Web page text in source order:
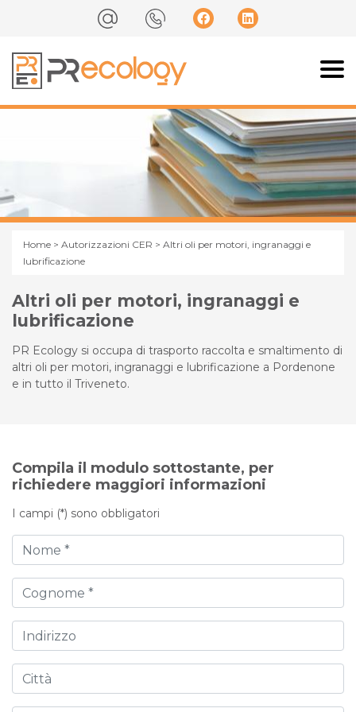
Home > Autorizzazioni CER > Altri oli per motori, ingranaggi e
lubrificazione
Altri oli per motori, ingranaggi e
lubrificazione
PR Ecology si occupa di trasporto raccolta e smaltimento di
altri oli per motori, ingranaggi e lubrificazione a Pordenone
e in tutto il Triveneto.
Compila il modulo sottostante, per
richiedere maggiori informazioni
I campi (*) sono obbligatori
Nome
Cognome
Indirizzo
Città